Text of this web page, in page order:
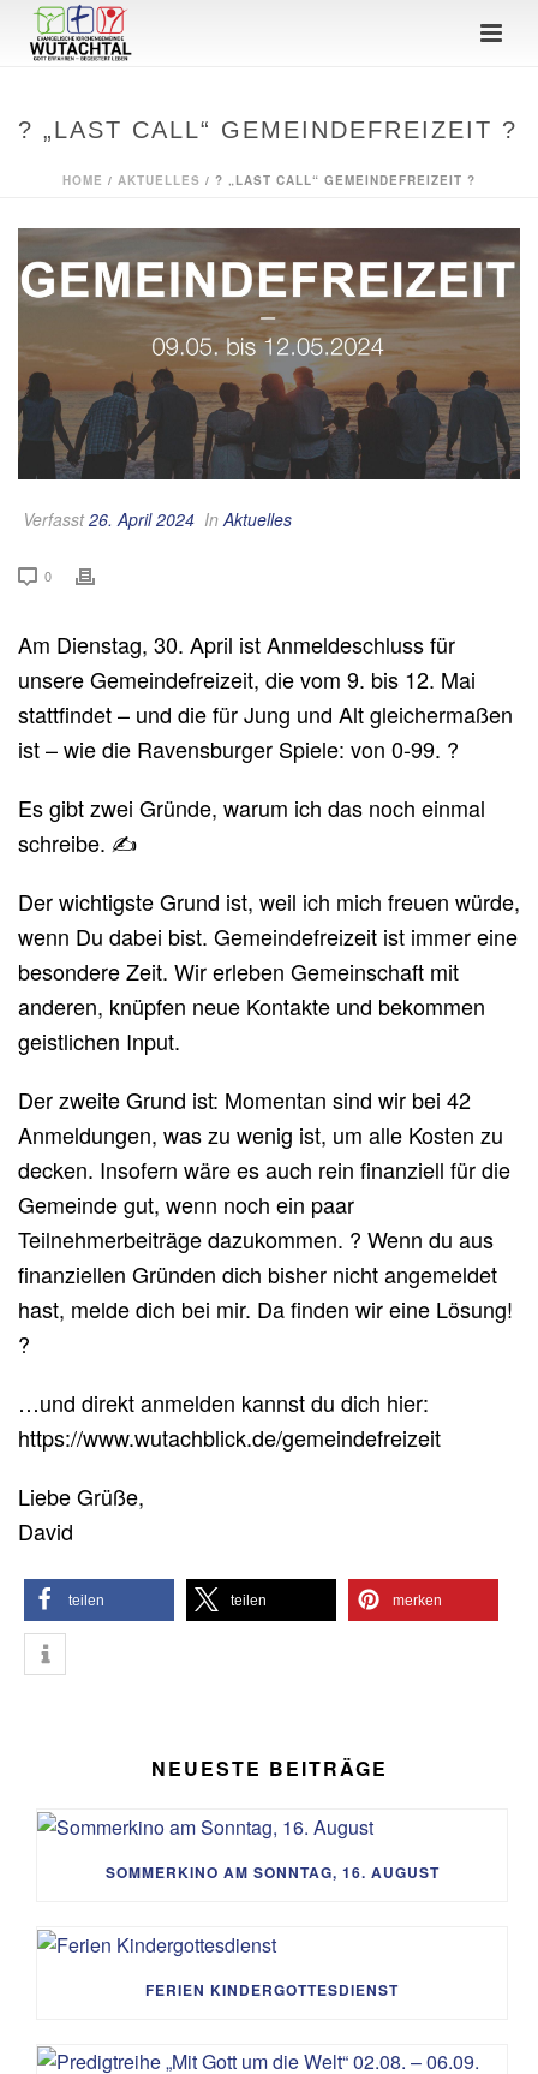
? „LAST CALL“ GEMEINDEFREIZEIT ?
HOME / AKTUELLES / ? „LAST CALL“ GEMEINDEFREIZEIT ?
Verfasst26. April 2024 InAktuelles
0
Am Dienstag, 30. April ist Anmeldeschluss für
unsere Gemeindefreizeit, die vom 9. bis 12. Mai
stattfindet – und die für Jung und Alt gleichermaßen
ist – wie die Ravensburger Spiele: von 0-99. ?
Es gibt zwei Gründe, warum ich das noch einmal
schreibe. ✍️
Der wichtigste Grund ist, weil ich mich freuen würde,
wenn Du dabei bist. Gemeindefreizeit ist immer eine
besondere Zeit. Wir erleben Gemeinschaft mit
anderen, knüpfen neue Kontakte und bekommen
geistlichen Input.
Der zweite Grund ist: Momentan sind wir bei 42
Anmeldungen, was zu wenig ist, um alle Kosten zu
decken. Insofern wäre es auch rein finanziell für die
Gemeinde gut, wenn noch ein paar
Teilnehmerbeiträge dazukommen. ? Wenn du aus
finanziellen Gründen dich bisher nicht angemeldet
hast, melde dich bei mir. Da finden wir eine Lösung!
?
…und direkt anmelden kannst du dich hier:
https://www.wutachblick.de/gemeindefreizeit
Liebe Grüße,
David
teilen teilen merken
NEUESTE BEITRÄGE
SOMMERKINO AM SONNTAG, 16. AUGUST
FERIEN KINDERGOTTESDIENST